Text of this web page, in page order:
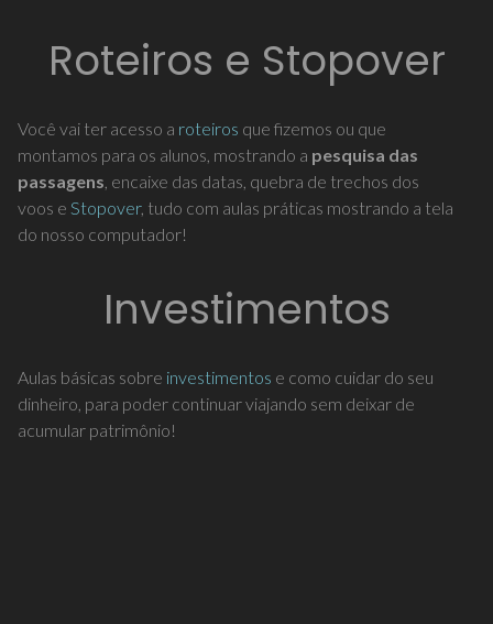
Roteiros e Stopover
Você vai ter acesso a roteiros que fizemos ou que
montamos para os alunos, mostrando a pesquisa das
passagens , encaixe das datas, quebra de trechos dos
voos e Stopover, tudo com aulas práticas mostrando a tela
do nosso computador!
Investimentos
Aulas básicas sobre investimentos e como cuidar do seu
dinheiro, para poder continuar viajando sem deixar de
acumular patrimônio!